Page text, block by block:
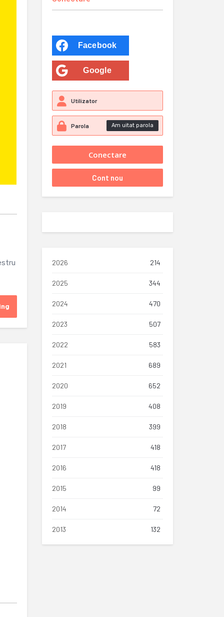
Facebook
Google
Am uitat parola
2026 214
2025 344
2024 470
2023 507
2022 583
2021 689
2020 652
2019 408
2018 399
2017 418
2016 418
2015 99
2014 72
2013 132